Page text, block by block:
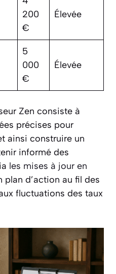
200
€
Élevée
5
000
€
Élevée
Zen consiste à
précises pour
ainsi construire un
informé des
les mises à jour en
plan d’action au fil des
fluctuations des taux